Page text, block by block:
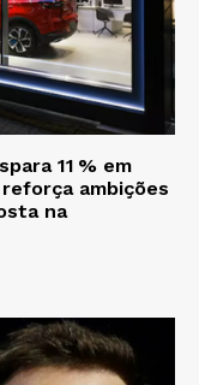
11 % em
ambições
na